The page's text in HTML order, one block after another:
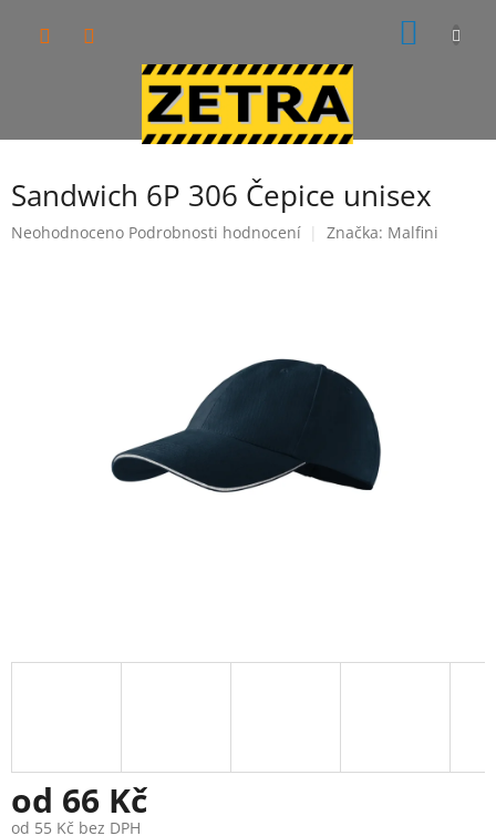
Sandwich 6P 306 Čepice unisex
Průměrné
Neohodnoceno Podrobnosti hodnocení Značka: Malfini
od 66 Kč
od 55 Kč bez DPH